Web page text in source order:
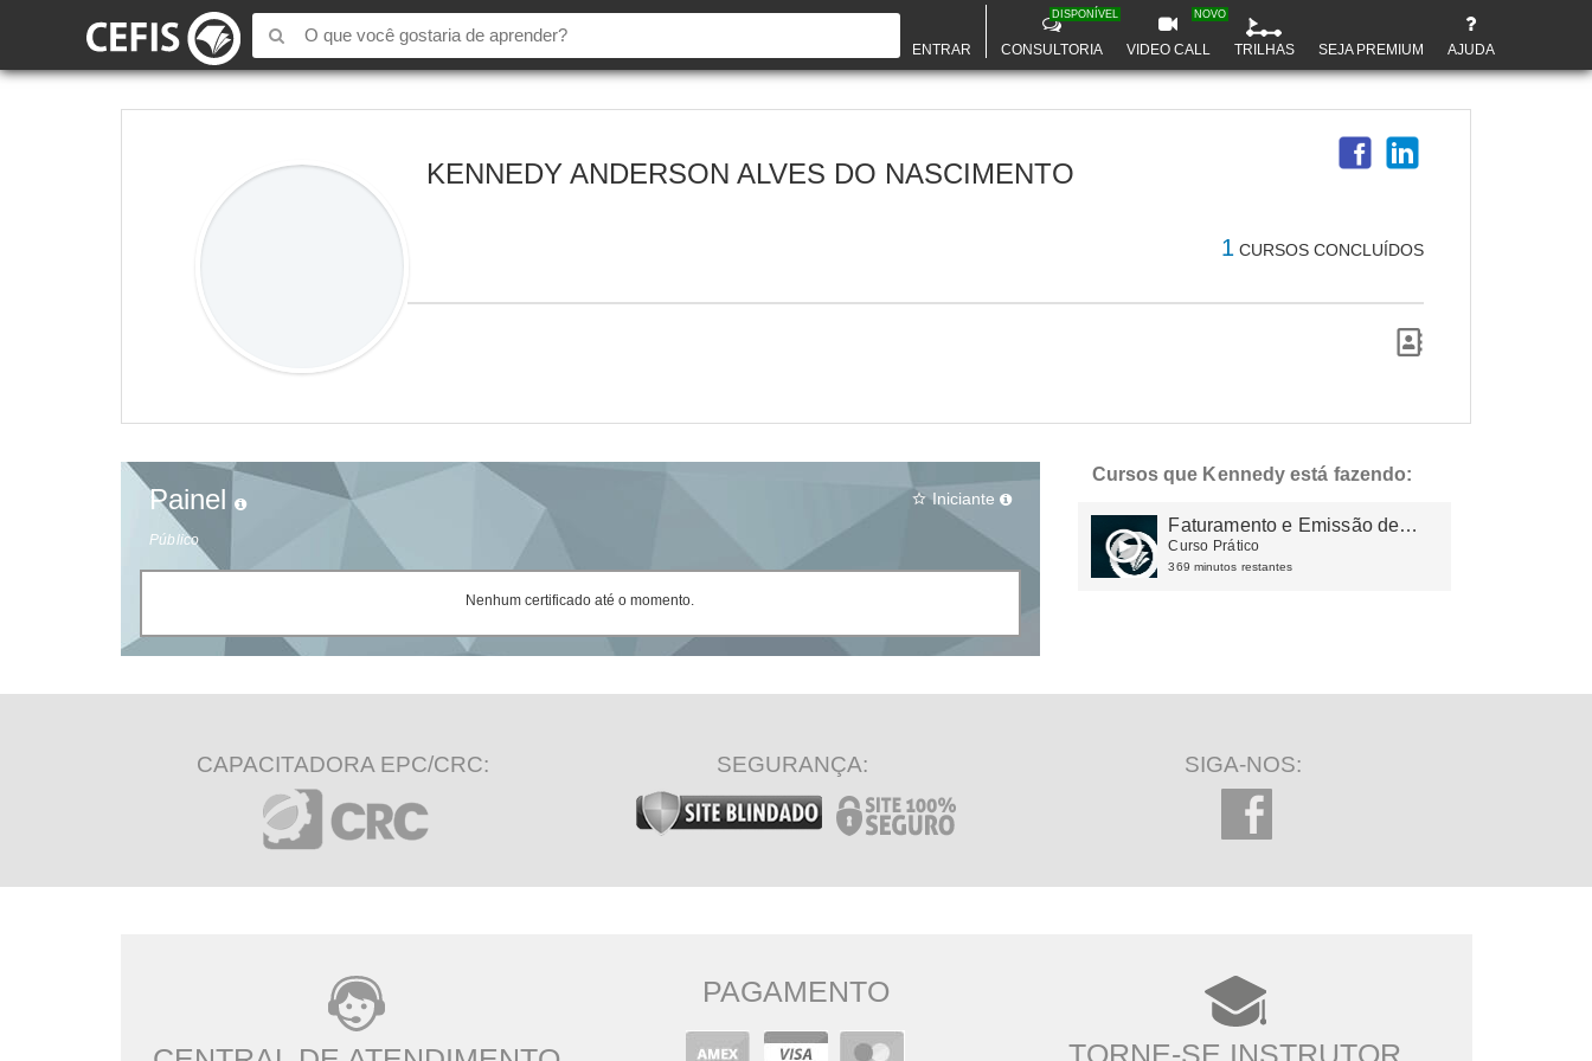
ENTRAR CONSULTORIA
DISPONÍVEL
VIDEO CALL
NOVO
TRILHAS SEJA PREMIUM AJUDA
KENNEDY ANDERSON ALVES DO NASCIMENTO
1 CURSOS CONCLUÍDOS
Painel
Público
star_border Iniciante
Nenhum certificado até o momento.
Cursos que Kennedy está fazendo:
Faturamento e Emissão de
Notas Fiscais
Curso Prático
369 minutos restantes
CAPACITADORA EPC/CRC: SEGURANÇA: SIGA-NOS:
PAGAMENTO
TORNE-SE INSTRUTOR